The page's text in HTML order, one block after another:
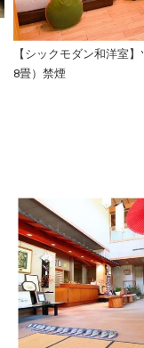
【シックモダン和洋室
8畳）禁煙